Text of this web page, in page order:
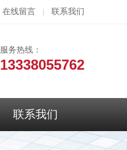
在线留言 联系我们
服务热线：
13338055762
联系我们